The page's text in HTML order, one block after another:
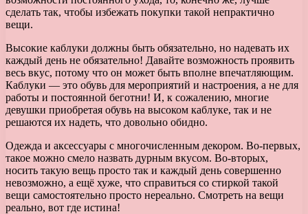
сделать так, чтобы избежать покупки такой непрактично
вещи.
Высокие каблуки должны быть обязательно, но надевать их
каждый день не обязательно! Давайте возможность проявить
весь вкус, потому что он может быть вполне впечатляющим.
Каблуки — это обувь для мероприятий и настроения, а не для
работы и постоянной беготни! И, к сожалению, многие
девушки приобретая обувь на высоком каблуке, так и не
решаются их надеть, что довольно обидно.
Одежда и аксессуары с многочисленным декором. Во-первых,
такое можно смело назвать дурным вкусом. Во-вторых,
носить такую вещь просто так и каждый день совершенно
невозможно, а ещё хуже, что справиться со стиркой такой
вещи самостоятельно просто нереально. Смотреть на вещи
реально, вот где истина!